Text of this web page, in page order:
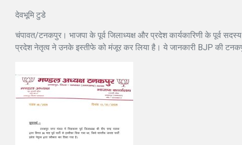
देवभूमि टुडे
चंपावत/टनकपुर। भाजपा के पूर्व जिलाध्यक्ष और प्रदेश कार्यकारिणी के पूर्व
प्रदेश नेतृत्व ने उनके इस्तीफे को मंजूर कर लिया है। ये जानकारी BJP की